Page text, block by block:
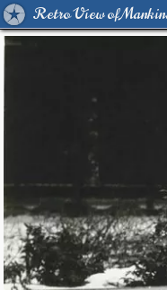
Retro View of